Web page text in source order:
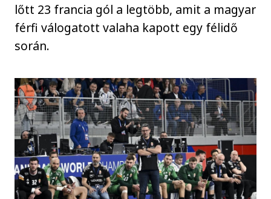
lőtt 23 francia gól a legtöbb, amit a magyar
férfi válogatott valaha kapott egy félidő
során.